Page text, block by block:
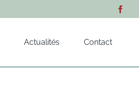
Actualités Contact